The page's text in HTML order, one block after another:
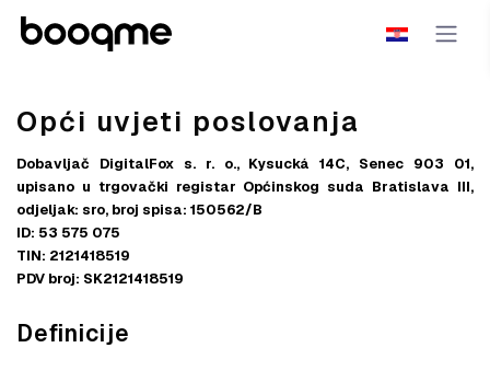
Opći uvjeti poslovanja
Dobavljač DigitalFox s. r. o., Kysucká 14C, Senec 903 01,
upisano u trgovački registar Općinskog suda Bratislava III,
odjeljak: sro, broj spisa: 150562/B
ID: 53 575 075
TIN: 2121418519
PDV broj: SK2121418519
Definicije